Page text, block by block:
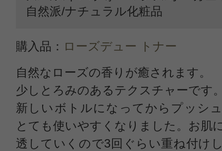
自然派/ナチュラル化粧品
購入品： ローズデュー トナー
自然なローズの香りが癒されます。
少しとろみのあるテクスチャーです
新しいボトルになってからプッシ
とても使いやすくなりました。お肌
透していくので3回ぐらい重ね付け